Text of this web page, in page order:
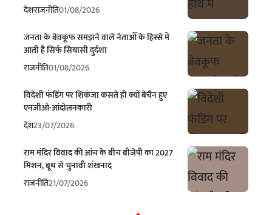
देशराजनीति01/08/2026
जनता के बेवकूफ समझने वाले नेताओं के हिस्से में
आती है सिर्फ सियासी दुर्दशा
राजनीति01/08/2026
विदेशी फंडिंग पर शिकंजा कसते ही क्यों बेचैन हुए
एनजीओ-आंदोलनकारी
देश23/07/2026
राम मंदिर विवाद की आंच के बीच बीजेपी का 2027
मिशन, बूथ से चुनावी शंखनाद
राजनीति21/07/2026